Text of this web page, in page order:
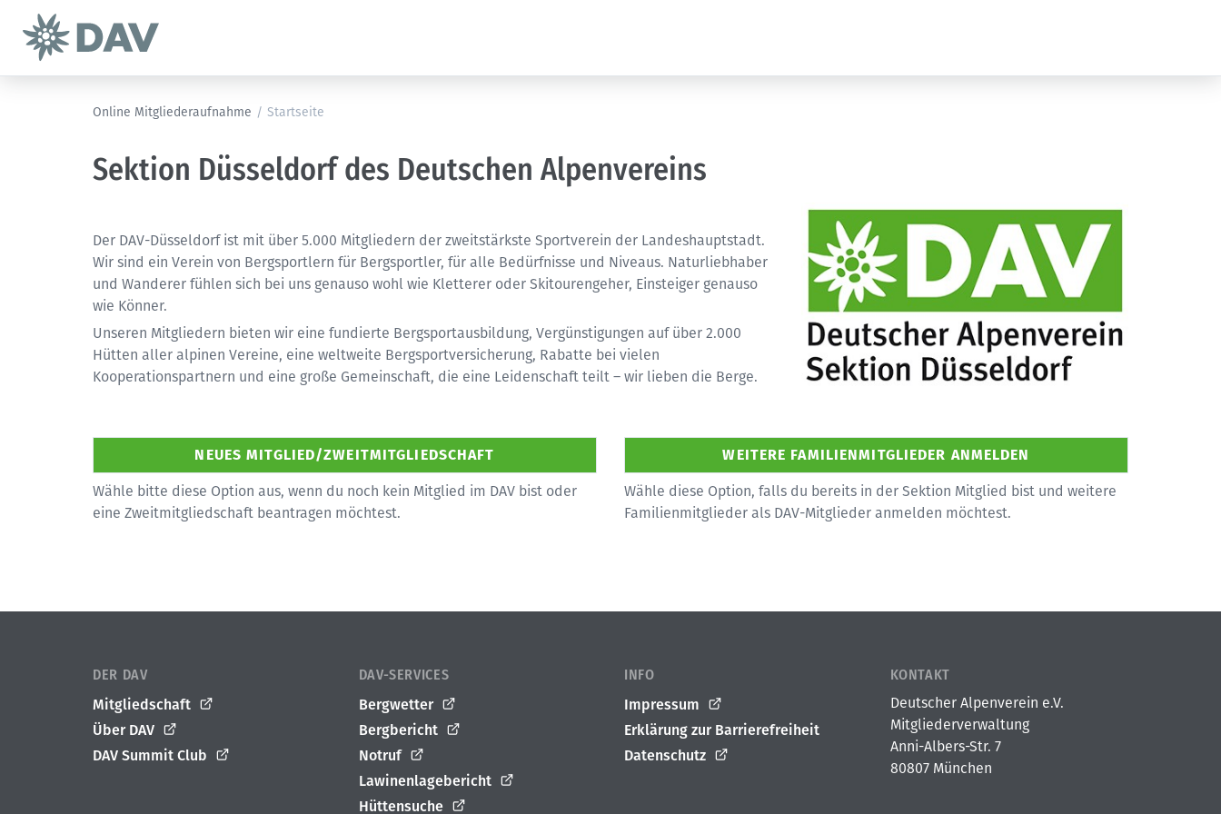
Online Mitgliederaufnahme / Startseite
Sektion Düsseldorf des Deutschen Alpenvereins
Der DAV-Düsseldorf ist mit über 5.000 Mitgliedern der zweitstärkste Sportverein der Landeshauptstadt.
Wir sind ein Verein von Bergsportlern für Bergsportler, für alle Bedürfnisse und Niveaus. Naturliebhaber
und Wanderer fühlen sich bei uns genauso wohl wie Kletterer oder Skitourengeher, Einsteiger genauso
wie Könner.
Unseren Mitgliedern bieten wir eine fundierte Bergsportausbildung, Vergünstigungen auf über 2.000
Hütten aller alpinen Vereine, eine weltweite Bergsportversicherung, Rabatte bei vielen
Kooperationspartnern und eine große Gemeinschaft, die eine Leidenschaft teilt – wir lieben die Berge.
Wähle bitte diese Option aus, wenn du noch kein Mitglied im DAV bist oder
eine Zweitmitgliedschaft beantragen möchtest.
Wähle diese Option, falls du bereits in der Sektion Mitglied bist und weitere
Familienmitglieder als DAV-Mitglieder anmelden möchtest.
DER DAV
Mitgliedschaft
Über DAV
DAV Summit Club
DAV-SERVICES
Bergwetter
Bergbericht
Notruf
Lawinenlagebericht
Hüttensuche
INFO
Impressum
Erklärung zur Barrierefreiheit
Datenschutz
KONTAKT
Deutscher Alpenverein e.V.
Mitgliederverwaltung
Anni-Albers-Str. 7
80807 München